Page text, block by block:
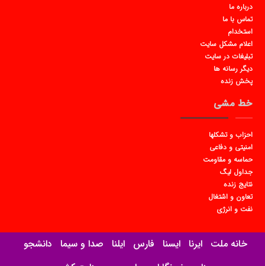
درباره ما
تماس با ما
استخدام
اعلام مشکل سایت
تبلیغات در سایت
دیگر رسانه ها
پخش زنده
خط مشی
احزاب و تشکلها
امنیتی و دفاعی
حماسه و مقاومت
جداول لیگ
نتایج زنده
تعاون و اشتغال
نفت و انرژی
خانه ملت ایرنا ایسنا فارس ایلنا صدا و سیما دانشجو